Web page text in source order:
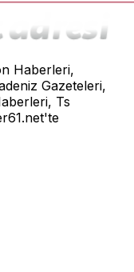
Haberleri,
Gazeteleri,
Ts